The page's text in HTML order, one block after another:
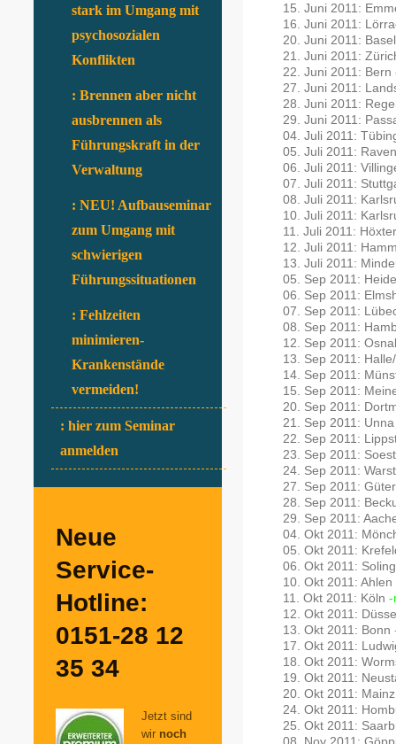
15. Juni 2011:
16. Juni 2011:
20. Juni 2011:
21. Juni 2011:
22. Juni 2011: Bern
27. Juni 2011:
28. Juni 2011:
29. Juni 2011:
04. Juli 2011:
05. Juli 2011:
06. Juli 2011:
07. Juli 2011:
08. Juli 2011:
10. Juli 2011:
11. Juli 2011:
12. Juli 2011:
13. Juli 2011:
05. Sep 2011:
06. Sep 2011:
07. Sep 2011:
08. Sep 2011:
12. Sep 2011:
13. Sep 2011:
14. Sep 2011:
15. Sep 2011:
20. Sep 2011:
21. Sep 2011:
22. Sep 2011:
23. Sep 2011:
24. Sep 2011:
27. Sep 2011:
28. Sep 2011:
29. Sep 2011:
04. Okt 2011:
05. Okt 2011:
06. Okt 2011:
10. Okt 2011: Ahlen
11. Okt 2011: Köln -
12. Okt 2011:
13. Okt 2011: Bonn
17. Okt 2011:
18. Okt 2011:
19. Okt 2011:
20. Okt 2011:
24. Okt 2011:
25. Okt 2011:
stark im Umgang mit
psychosozialen
Konflikten
: Brennen aber nicht
ausbrennen als
Führungskraft in der
Verwaltung
: NEU! Aufbauseminar
zum Umgang mit
schwierigen
Führungssituationen
: Fehlzeiten
minimieren-
Krankenstände
vermeiden!
: hier zum Seminar
anmelden
Neue
Service-
Hotline:
0151-28 12
35 34
Jetzt sind
wir noch